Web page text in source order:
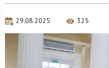
29.08.2025 325